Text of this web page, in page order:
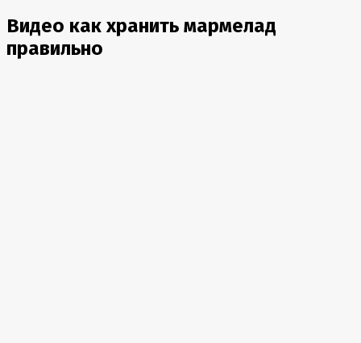
Видео как хранить мармелад
правильно